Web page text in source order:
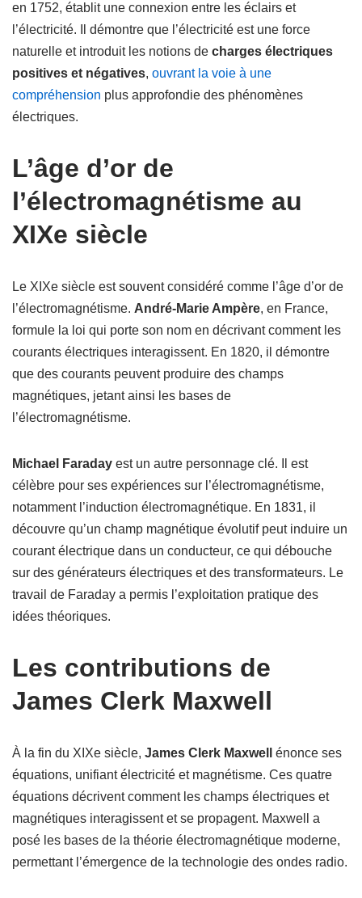
en 1752, établit une connexion entre les éclairs et
l’électricité. Il démontre que l’électricité est une force
naturelle et introduit les notions de charges électriques
positives et négatives, ouvrant la voie à une
compréhension plus approfondie des phénomènes
électriques.
L’âge d’or de
l’électromagnétisme au
XIXe siècle
Le XIXe siècle est souvent considéré comme l’âge d’or de
l’électromagnétisme. André-Marie Ampère, en France,
formule la loi qui porte son nom en décrivant comment les
courants électriques interagissent. En 1820, il démontre
que des courants peuvent produire des champs
magnétiques, jetant ainsi les bases de
l’électromagnétisme.
Michael Faraday est un autre personnage clé. Il est
célèbre pour ses expériences sur l’électromagnétisme,
notamment l’induction électromagnétique. En 1831, il
découvre qu’un champ magnétique évolutif peut induire un
courant électrique dans un conducteur, ce qui débouche
sur des générateurs électriques et des transformateurs. Le
travail de Faraday a permis l’exploitation pratique des
idées théoriques.
Les contributions de
James Clerk Maxwell
À la fin du XIXe siècle, James Clerk Maxwell
énonce ses
équations, unifiant électricité et magnétisme. Ces quatre
équations décrivent comment les champs électriques et
magnétiques interagissent et se propagent. Maxwell a
posé les bases de la théorie électromagnétique moderne,
permettant l’émergence de la technologie des ondes radio.